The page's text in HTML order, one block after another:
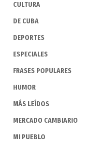
CULTURA
DE CUBA
DEPORTES
ESPECIALES
FRASES POPULARES
HUMOR
MÁS LEÍDOS
MERCADO CAMBIARIO
MI PUEBLO